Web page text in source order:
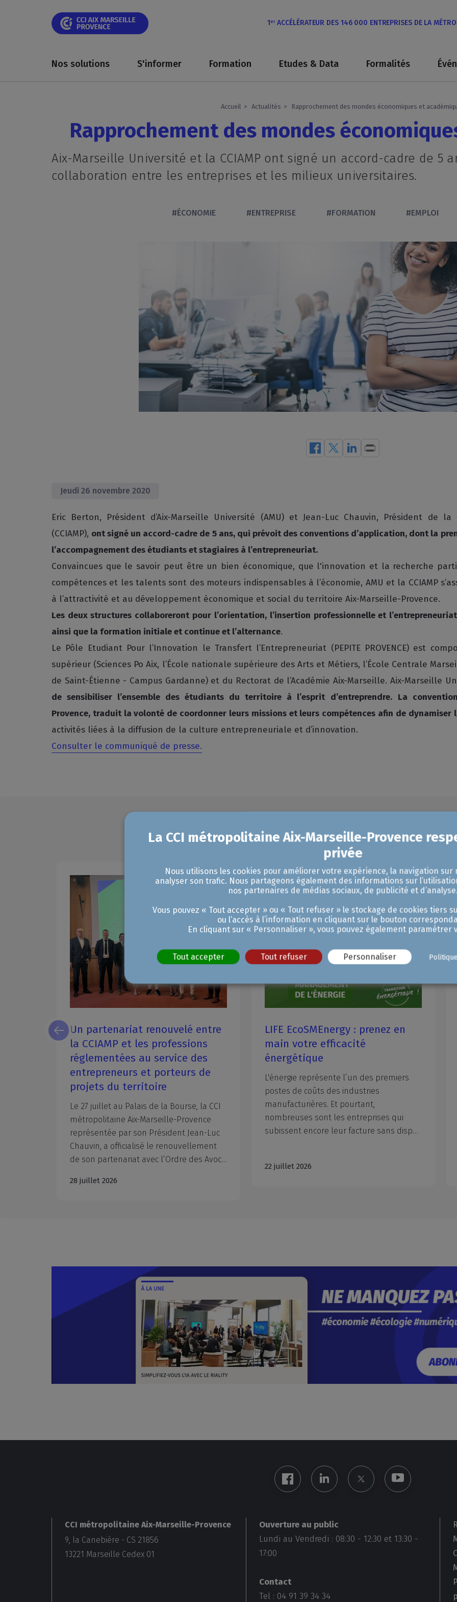
1 erACCÉLÉRATEUR DES 146 000 ENTREPRISES DE LA
Nos solutions S'informer Formation Etudes & Data Formalités
Accueil Actualités Rapprochement des mondes économiques et
Rapprochement des mondes
Aix-Marseille Université et la CCIAMP ont signé un accord-cadre de 5
collaboration entre les entreprises et les milieux universitaires.
#ÉCONOMIE #ENTREPRISE #FORMATION #EMPLOI
Jeudi 26 novembre 2020
Eric Berton, Président d’Aix-Marseille Université (AMU) et Jean-Luc Chauvin, Président de la
(CCIAMP), ont signé un accord-cadre de 5 ans, qui prévoit des conventions d’application, dont la
l’accompagnement des étudiants et stagiaires à l’entrepreneuriat.
Convaincues que le savoir peut être un bien économique, que l'innovation et la recherche
compétences et les talents sont des moteurs indispensables à l’économie, AMU et la CCIAMP
à l’attractivité et au développement économique et social du territoire Aix-Marseille-Provence.
Les deux structures collaboreront pour l’orientation, l’insertion professionnelle et
ainsi que la formation initiale et continue et l’alternance.
Le Pôle Etudiant Pour l’Innovation le Transfert l’Entrepreneuriat (PEPITE PROVENCE) est
supérieur (Sciences Po Aix, l’École nationale supérieure des Arts et Métiers, l’École Centrale
de Saint-Étienne - Campus Gardanne) et du Rectorat de l’Académie Aix-Marseille. Aix-Marseille
de sensibiliser l’ensemble des étudiants du territoire à l’esprit d’entreprendre. La
Provence, traduit la volonté de coordonner leurs missions et leurs compétences afin de dynamiser
activités liées à la diffusion de la culture entrepreneuriale et d’innovation.
Consulter le communiqué de presse.
Nos dernières actualités
LIFE EcoSMEnergy : prenez en
main votre efficacité
énergétique
L'énergie représente l’un des premiers
postes de coûts des industries
manufacturières. Et pourtant,
nombreuses sont les entreprises qui
subissent encore leur facture sans disposer des outils pour inverser la tendance. La CCI métropolitaine Aix-Marseille-Provence (CCIAMP), lauréate du programme européen LIFE EcoSMEnergy cofinancé par l'Union européenne, propose aux entreprises un accompagnement adapté et gratuit pour les entreprises participantes.
Grande braderie de la rentrée à
Marseille : les inscriptions sont
ouvertes !
traditionnelle braderie de rentrée est
retour le samedi 5 septembre 2026.
Commerçants, les inscriptions sont
déjà ouvertes !
22 juillet 2026
été
Aix-
06
CCI métropolitaine Aix-Marseille-Provence
9, la Canebière - CS 21856
13221 Marseille Cedex 01
Ouverture au public
Lundi au Vendredi : 08:30 - 12:30 et 13:30 -
17:00
Contact
Tel : 04 91 39 34 34
Nous utilisons les cookies pour améliorer votre expérience, la navigation sur
analyser son trafic. Nous partageons également des informations sur
nos partenaires de médias sociaux, de publicité et d’analyse.
Vous pouvez « Tout accepter » ou « Tout refuser » le stockage de cookies tiers
ou l’accès à l’information en cliquant sur le bouton
En cliquant sur « Personnaliser », vous pouvez également paramétrer
Tout accepter Tout refuser Personnaliser